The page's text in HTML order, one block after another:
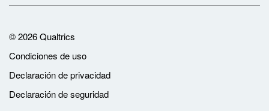
©2026Qualtrics
Condiciones de uso
Declaración de privacidad
Declaración de seguridad